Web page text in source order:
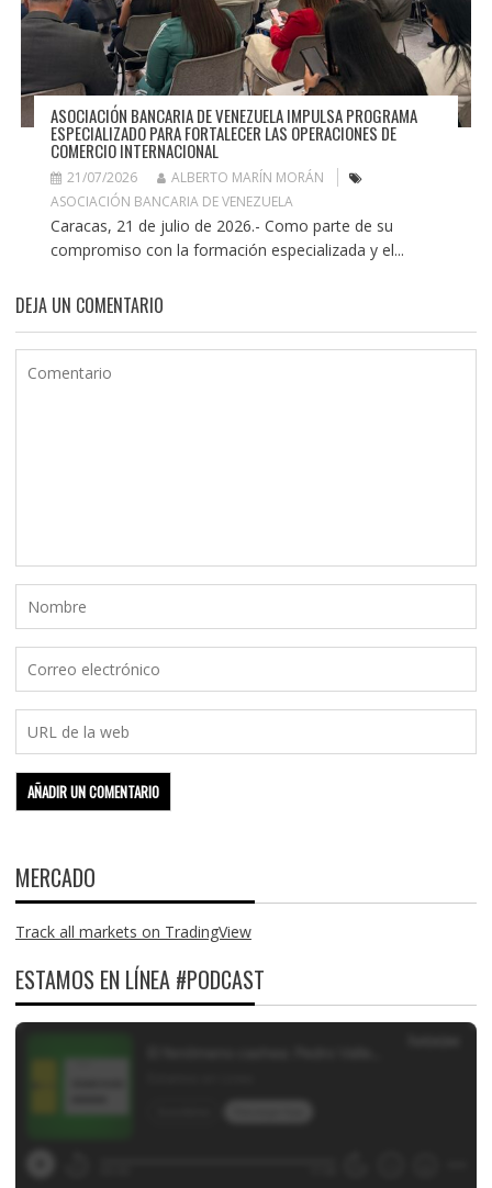
ASOCIACIÓN BANCARIA DE VENEZUELA IMPULSA PROGRAMA
ESPECIALIZADO PARA FORTALECER LAS OPERACIONES DE
COMERCIO INTERNACIONAL
21/07/2026
ALBERTO MARÍN MORÁN
ASOCIACIÓN BANCARIA DE VENEZUELA
Caracas, 21 de julio de 2026.- Como parte de su
compromiso con la formación especializada y el...
DEJA UN COMENTARIO
MERCADO
Track all markets on TradingView
ESTAMOS EN LÍNEA #PODCAST